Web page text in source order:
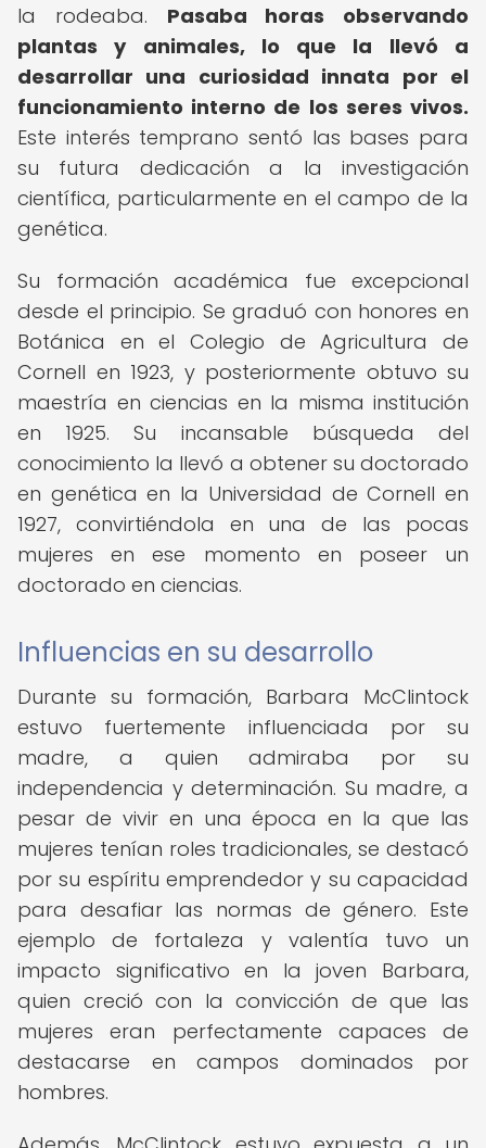
la rodeaba. Pasaba horas observando
plantas y animales, lo que la llevó a
desarrollar una curiosidad innata por el
funcionamiento interno de los seres vivos.
Este interés temprano sentó las bases para
su futura dedicación a la investigación
científica, particularmente en el campo de la
genética.
Su formación académica fue excepcional
desde el principio. Se graduó con honores en
Botánica en el Colegio de Agricultura de
Cornell en 1923, y posteriormente obtuvo su
maestría en ciencias en la misma institución
en 1925. Su incansable búsqueda del
conocimiento la llevó a obtener su doctorado
en genética en la Universidad de Cornell en
1927, convirtiéndola en una de las pocas
mujeres en ese momento en poseer un
doctorado en ciencias.
Influencias en su desarrollo
Durante su formación, Barbara McClintock
estuvo fuertemente influenciada por su
madre, a quien admiraba por su
independencia y determinación. Su madre, a
pesar de vivir en una época en la que las
mujeres tenían roles tradicionales, se destacó
por su espíritu emprendedor y su capacidad
para desafiar las normas de género. Este
ejemplo de fortaleza y valentía tuvo un
impacto significativo en la joven Barbara,
quien creció con la convicción de que las
mujeres eran perfectamente capaces de
destacarse en campos dominados por
hombres.